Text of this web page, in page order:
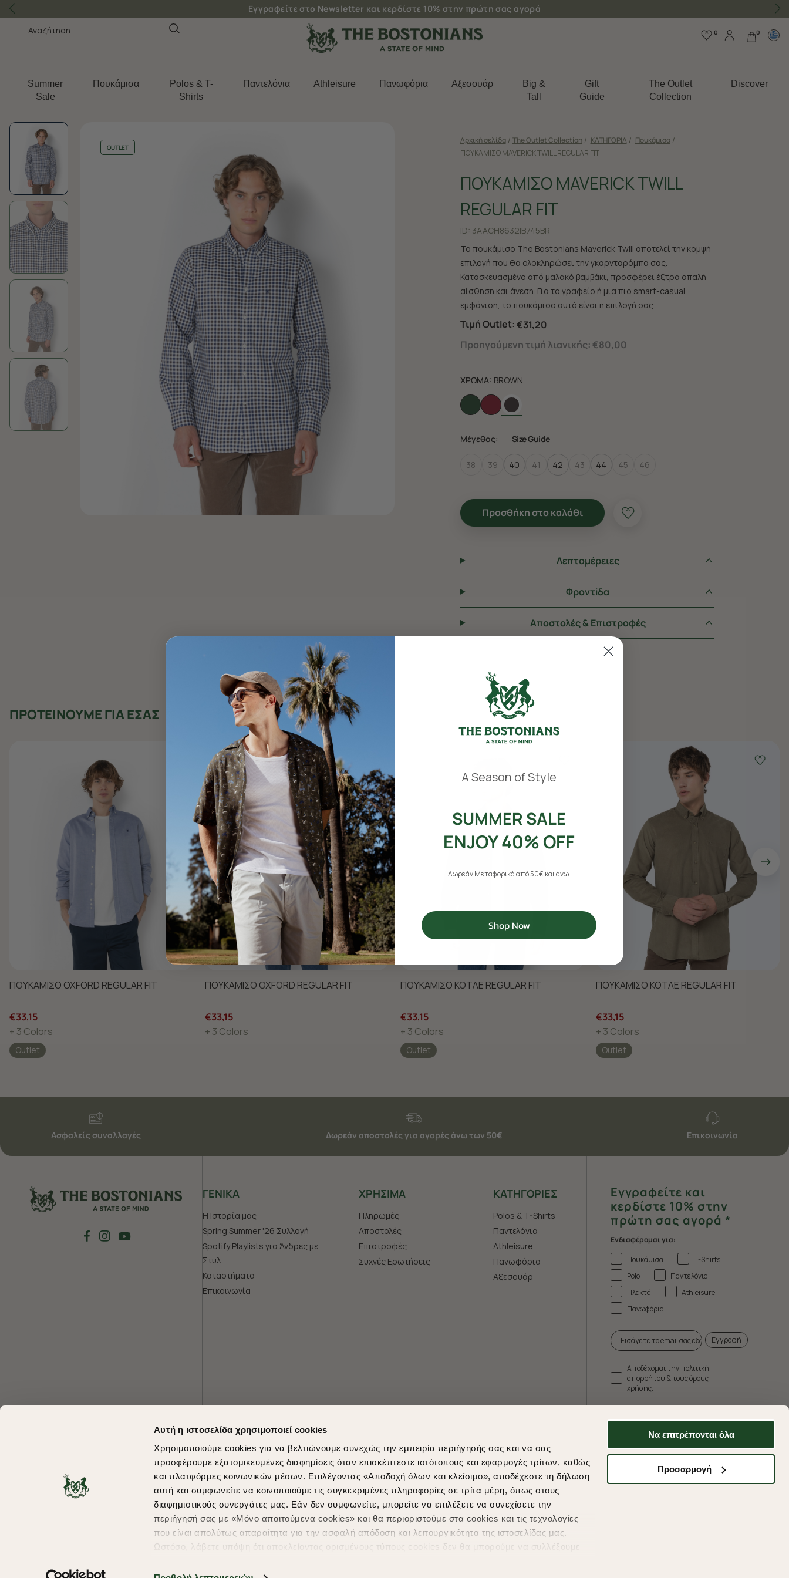
Αυτή η ιστοσελίδα χρησιμοποιεί cookies
Χρησιμοποιούμε cookies για να βελτιώνουμε συνεχώς την εμπειρία περιήγησής σας και να σας
προσφέρουμε εξατομικευμένες διαφημίσεις όταν επισκέπτεστε ιστότοπους και εφαρμογές τρίτων, καθώς
και πλατφόρμες κοινωνικών μέσων. Επιλέγοντας «Αποδοχή όλων και κλείσιμο», αποδέχεστε τη δήλωση
αυτή και συμφωνείτε να κοινοποιούμε τις συγκεκριμένες πληροφορίες σε τρίτα μέρη, όπως στους
διαφημιστικούς συνεργάτες μας. Εάν δεν συμφωνείτε, μπορείτε να επιλέξετε να συνεχίσετε την
περιήγησή σας με «Μόνο απαιτούμενα cookies» και θα περιοριστούμε στα cookies και τις τεχνολογίες
που είναι απολύτως απαραίτητα για την ασφαλή απόδοση και λειτουργικότητα της ιστοσελίδας μας.
Ωστόσο, λάβετε υπόψη ότι αποκλείοντας ορισμένους τύπους cookies δεν θα μπορούμε να συλλέξουμε
υπηρεσίες και διαφημίσεις. Για να προσαρμόσετε τις επιλογές σας ή να ανακαλέσετε τη συγκατάθεσή
Να επιτρέπονται όλα
Προσαρμογή
Εγγραφείτε στο Newsletter και κερδίστε 10% στην πρώτη σας αγορά
0 0
Summer
Sale
Πουκάμισα
Polos & T-
Shirts
Παντελόνια Athleisure Πανωφόρια Aξεσουάρ
Big &
Tall
Gift
Guide
The Outlet
Collection
Discover
OUTLET
Αρχική σελίδα / The Outlet Collection / ΚΑΤΗΓΟΡΙΑ / Πουκάμισα /
ΠΟΥΚΑΜΙΣΟ MAVERICK TWILL REGULAR FIT
ΠΟΥΚΑΜΙΣΟ MAVERICK TWILL
REGULAR FIT
ID: 3AACH8632|B745BR
Το πουκάμισο The Bostonians Maverick Twill αποτελεί την κομψή
επιλογή που θα ολοκληρώσει την γκαρνταρόμπα σας.
Κατασκευασμένο από μαλακό βαμβάκι, προσφέρει έξτρα απαλή
αίσθηση και άνεση. Για το γραφείο ή μια πιο smart-casual
εμφάνιση, το πουκάμισο αυτό είναι η επιλογή σας.
Τιμή Outlet:€31,20
Προηγούμενη τιμή λιανικής: €80,00
ΧΡΩΜΑ: BROWN
Μέγεθος: Size Guide
38 39 40 41 42 43 44 45 46
Προσθήκη στο καλάθι
Λεπτομέρειες
Φροντiδα
Αποστολές & Επιστροφές
ΠΡΟΤΕΙΝΟΥΜΕ ΓΙΑ ΕΣΑΣ
ΠΟΥΚΑΜΙΣΟ OXFORD REGULAR FIT
€33,15
+ 3 Colors
Outlet
ΠΟΥΚΑΜΙΣΟ OXFORD REGULAR FIT
€33,15
+ 3 Colors
ΠΟΥΚΑΜΙΣΟ ΚΟΤΛΕ REGULAR FIT
€33,15
+ 3 Colors
Outlet
ΠΟΥΚΑΜΙΣΟ ΚΟΤΛΕ REGULAR FIT
€33,15
+ 3 Colors
Outlet
Ασφαλείς συναλλαγές Δωρεάν αποστολές για αγορές άνω των 50€ Επικοινωνία
ΓΕΝΙΚΑ
Η Ιστορία μας
Spring Summer '26 Συλλογή
Spotify Playlists για Άνδρες με
Στυλ
Καταστήματα
Επικοινωνία
ΧΡHΣΙΜΑ
Πληρωμές
Αποστολές
Επιστροφές
Συχνές Ερωτήσεις
ΚΑΤΗΓΟΡΙΕΣ
Polos & T-Shirts
Παντελόνια
Athleisure
Πανωφόρια
Aξεσουάρ
Εγγραφείτε και
κερδίστε 10% στην
πρώτη σας αγορά *
Ενδιαφέρομαι για:
Πουκάμισα
T-Shirts
Polo
Παντελόνια
Πλεκτά
Athleisure
Πανωφόρια
Εγγραφή
Αποδέχομαι την πολιτική
απορρήτου & τους όρους
χρήσης.
Shopping in secure with Shipping Methods
A Season of Style
SUMMER SALE
ENJOY 40% OFF
Δωρεάν Μεταφορικά από 50€ και άνω.
Shop Now